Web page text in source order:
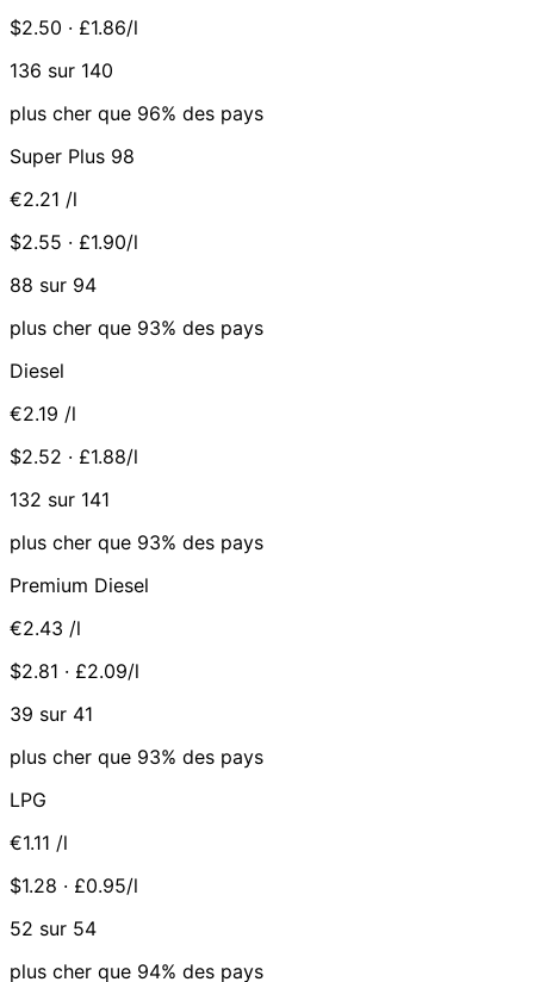
$2.50 · £1.86/l
136 sur 140
plus cher que 96% des pays
Super Plus 98
€2.21 /l
$2.55 · £1.90/l
88 sur 94
plus cher que 93% des pays
Diesel
€2.19 /l
$2.52 · £1.88/l
132 sur 141
plus cher que 93% des pays
Premium Diesel
€2.43 /l
$2.81 · £2.09/l
39 sur 41
plus cher que 93% des pays
LPG
€1.11 /l
$1.28 · £0.95/l
52 sur 54
plus cher que 94% des pays